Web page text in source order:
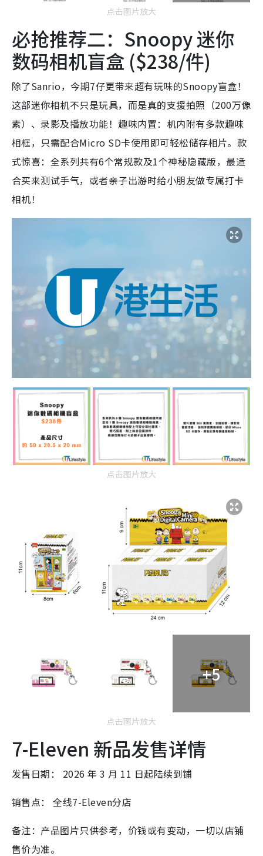
点击图片放大
必抢推荐二：Snoopy 迷你
数码相机盲盒 ($238/件)
除了Sanrio，今期7仔更带来超有玩味的Snoopy盲盒！
这部迷你相机不只是玩具，而是真的支援拍照（200万像
素）、录影及播放功能！趣味内置：机内附有多款趣味
相框，只需配合Micro SD卡使用即可轻松储存相片。款
式惊喜：全系列共有6个常规款及1个神秘隐藏版，最适
合买来测试手气，或者亲子出游时给小朋友做专属打卡
相机！
点击图片放大
+5
点击图片放大
7-Eleven 新品发售详情
发售日期： 2026 年 3 月 11 日起陆续到铺
销售点： 全线7-Eleven分店
备注：产品图片只供参考，价钱或有变动，一切以店铺
售价为准。